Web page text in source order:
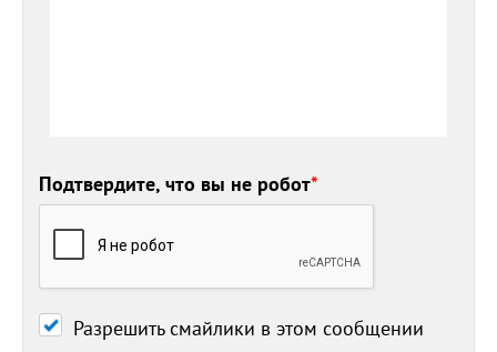
Подтвердите, что вы не робот*
Разрешить смайлики в этом сообщении